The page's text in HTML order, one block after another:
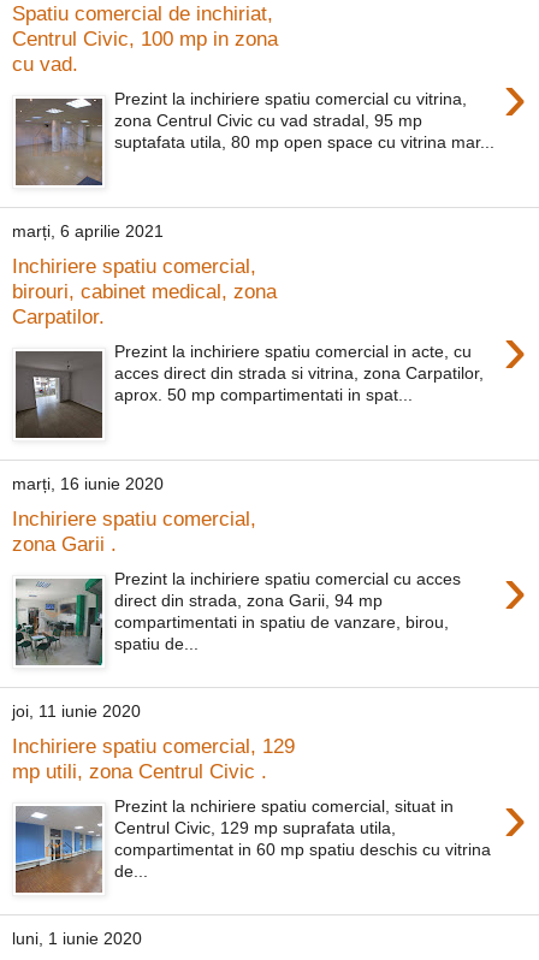
Spatiu comercial de inchiriat,
Centrul Civic, 100 mp in zona
cu vad.
›
Prezint la inchiriere spatiu comercial cu vitrina,
zona Centrul Civic cu vad stradal, 95 mp
suptafata utila, 80 mp open space cu vitrina mar...
marți, 6 aprilie 2021
Inchiriere spatiu comercial,
birouri, cabinet medical, zona
Carpatilor.
›
Prezint la inchiriere spatiu comercial in acte, cu
acces direct din strada si vitrina, zona Carpatilor,
aprox. 50 mp compartimentati in spat...
marți, 16 iunie 2020
Inchiriere spatiu comercial,
zona Garii .
›
Prezint la inchiriere spatiu comercial cu acces
direct din strada, zona Garii, 94 mp
compartimentati in spatiu de vanzare, birou,
spatiu de...
joi, 11 iunie 2020
Inchiriere spatiu comercial, 129
mp utili, zona Centrul Civic .
›
Prezint la nchiriere spatiu comercial, situat in
Centrul Civic, 129 mp suprafata utila,
compartimentat in 60 mp spatiu deschis cu vitrina
de...
luni, 1 iunie 2020